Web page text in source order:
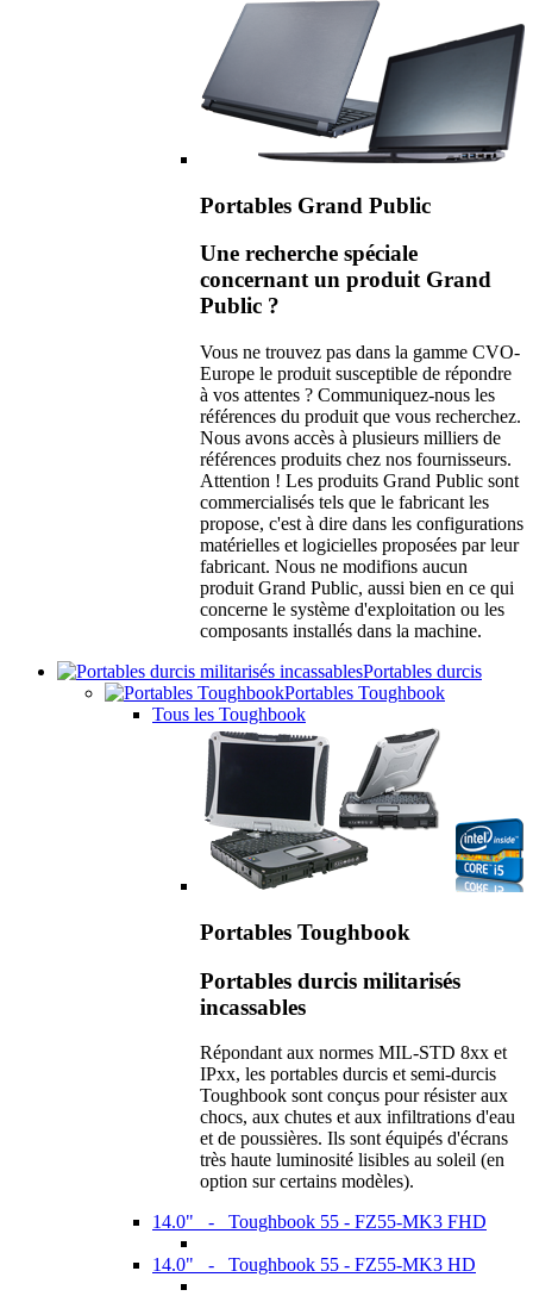
Portables Grand Public
Une recherche spéciale
concernant un produit Grand
Public ?
Vous ne trouvez pas dans la gamme CVO-
Europe le produit susceptible de répondre
à vos attentes ? Communiquez-nous les
références du produit que vous recherchez.
Nous avons accès à plusieurs milliers de
références produits chez nos fournisseurs.
Attention ! Les produits Grand Public sont
commercialisés tels que le fabricant les
propose, c'est à dire dans les configurations
matérielles et logicielles proposées par leur
fabricant. Nous ne modifions aucun
produit Grand Public, aussi bien en ce qui
concerne le système d'exploitation ou les
composants installés dans la machine.
Portables durcis
Portables Toughbook
Tous les Toughbook
Portables Toughbook
Portables durcis militarisés
incassables
Répondant aux normes MIL-STD 8xx et
IPxx, les portables durcis et semi-durcis
Toughbook sont conçus pour résister aux
chocs, aux chutes et aux infiltrations d'eau
et de poussières. Ils sont équipés d'écrans
très haute luminosité lisibles au soleil (en
option sur certains modèles).
14.0" - Toughbook 55 - FZ55-MK3 FHD
14.0" - Toughbook 55 - FZ55-MK3 HD